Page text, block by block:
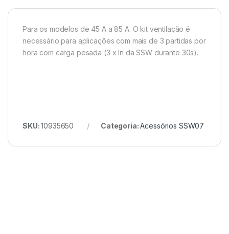
Para os modelos de 45 A a 85 A. O kit ventilação é
necessário para aplicações com mais de 3 partidas por
hora com carga pesada (3 x In da SSW durante 30s).
SKU:10935650 Categoria:Acessórios SSW07